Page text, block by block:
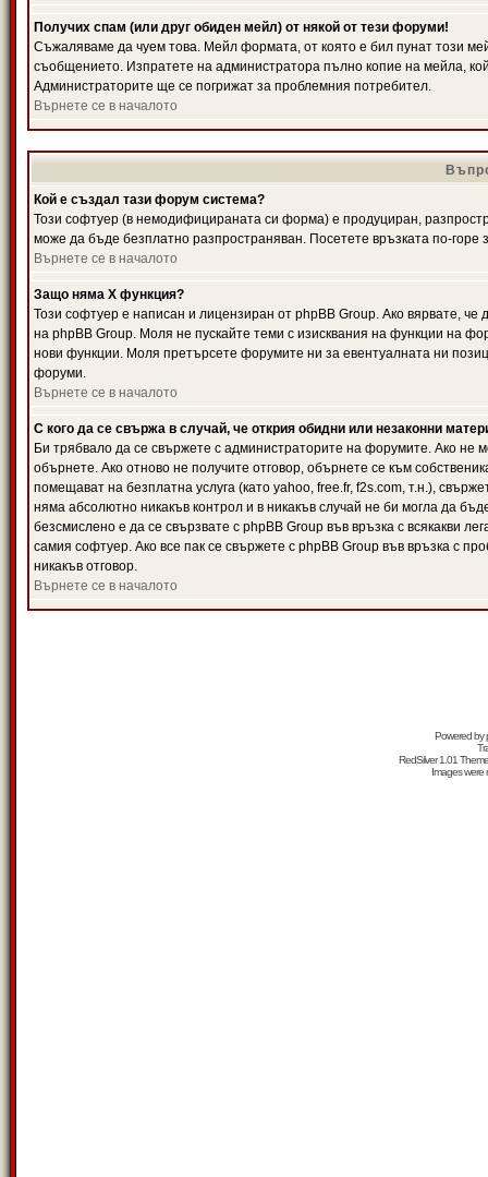
Получих спам (или друг обиден мейл) от някой от тези форуми!
Съжаляваме да чуем това. Мейл формата, от която е бил пунат този
съобщението. Изпратете на администратора пълно копие на мейла,
Администраторите ще се погрижат за проблемния потребител.
Върнете се в началото
Кой е създал тази форум система?
Този софтуер (в немодифицираната си форма) е продуциран,
може да бъде безплатно разпространяван. Посетете връзката по-горе
Върнете се в началото
Защо няма X функция?
Този софтуер е написан и лицензиран от phpBB Group. Ако вярвате,
на phpBB Group. Моля не пускайте теми с изисквания на функции на
нови функции. Моля претърсете форумите ни за евентуалната ни
форуми.
Върнете се в началото
С кого да се свържа в случай, че открия обидни или незаконни
Би трябвало да се свържете с администраторите на форумите. Ако не
обърнете. Ако отново не получите отговор, обърнете се към
помещават на безплатна услуга (като yahoo, free.fr, f2s.com, т.н.),
няма абсолютно никакъв контрол и в никакъв случай не би могла да
безсмислено е да се свързвате с phpBB Group във връзка с всякакви
самия софтуер. Ако все пак се свържете с phpBB Group във връзка с
никакъв отговор.
Върнете се в началото
Powered by
RedSilver 1.01
Images were